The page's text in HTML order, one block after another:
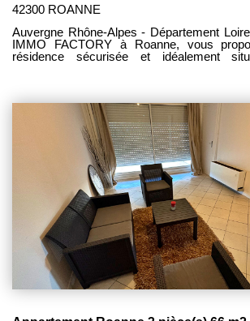
42300 ROANNE
Auvergne Rhône-Alpes - Département Loire (42) Votre
IMMO FACTORY à Roanne, vous
résidence sécurisée et idéalement
menant à deux chambres, un dressing,
W.C. séparé. Cave en sous-sol. Ce bien vous séduira par son
potentiel de rénovation, ses
emplacement au coeur du centre-ville
Proche gare, transports et commerces. Classe énergétique en